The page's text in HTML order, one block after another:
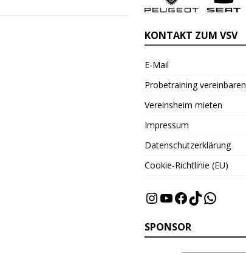
KONTAKT ZUM VSV
E-Mail
Probetraining vereinbaren
Vereinsheim mieten
Impressum
Datenschutzerklärung
Cookie-Richtlinie (EU)
SPONSOR